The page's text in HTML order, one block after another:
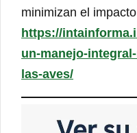
minimizan el
https://
un-manejo-
las-aves/